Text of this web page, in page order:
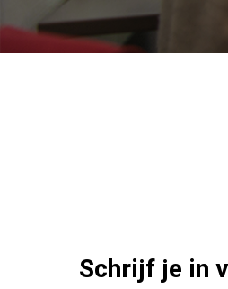
Schrijf je in